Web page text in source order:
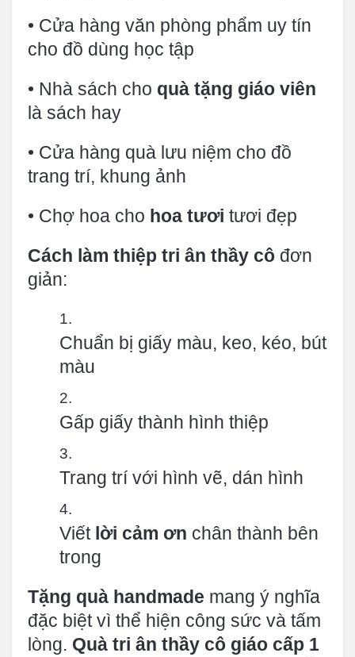
• Cửa hàng văn phòng phẩm uy tín
cho đồ dùng học tập
• Nhà sách cho quà tặng giáo viên
là sách hay
• Cửa hàng quà lưu niệm cho đồ
trang trí, khung ảnh
• Chợ hoa cho hoa tươi tươi đẹp
Cách làm thiệp tri ân thầy cô đơn
giản:
Chuẩn bị giấy màu, keo, kéo, bút
màu
Gấp giấy thành hình thiệp
Trang trí với hình vẽ, dán hình
Viết lời cảm ơn chân thành bên
trong
Tặng quà handmade mang ý nghĩa
đặc biệt vì thể hiện công sức và tấm
lòng. Quà tri ân thầy cô giáo cấp 1